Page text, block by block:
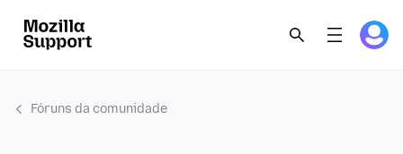
Fóruns da comunidade